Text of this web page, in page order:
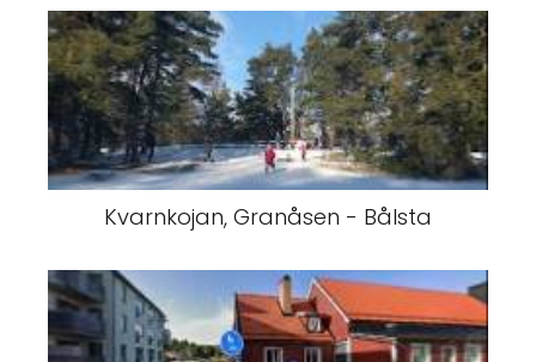
Kvarnkojan, Granåsen - Bålsta